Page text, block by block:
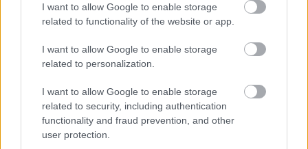
I want to allow Google to enable storage
related to functionality of the website or app.
I want to allow Google to enable storage
related to personalization.
I want to allow Google to enable storage
related to security, including authentication
functionality and fraud prevention, and other
user protection.
Pestszentlőrinc egyik első lakótelepén kanyarog a Dolgozó utca,
amelynek komplex burkolatmegújításáért felel a Profunda Bau.
Új vízáteresztő burkolatú parkolók
Nem az üres, hanem az okosan működő